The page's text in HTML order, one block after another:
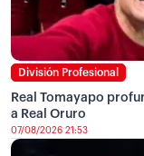
División Profesional
Real Tomayapo
a Real Oruro
07/08/2026 21:53